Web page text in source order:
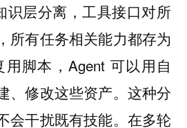
识层分离，工具接口对所
所有任务相关能力都存为
脚本，Agent 可以用自
、修改这些资产。这种分
会干扰既有技能。在多轮